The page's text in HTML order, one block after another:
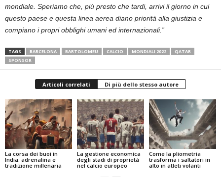
mondiale. Speriamo che, più presto che tardi, arrivi il giorno in cui
questo paese e questa linea aerea diano priorità alla giustizia e
compiano i propri obblighi umani ed internazionali.”
TAGS BARCELONA BARTOLOMEU CALCIO MONDIALI 2022
QATAR
SPONSOR
Articoli correlati Di più dello stesso autore
La corsa dei buoi in
India: adrenalina e
tradizione millenaria
La gestione economica
degli stadi di proprietà
nel calcio europeo
Come la pliometria
trasforma i saltatori in
alto in atleti volanti